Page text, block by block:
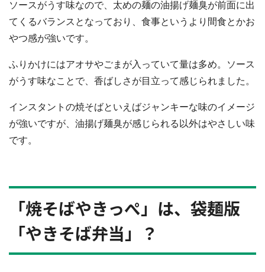
ソースがうす味なので、太めの麺の油揚げ麺臭が前面に出
てくるバランスとなっており、食事というより間食とかお
やつ感が強いです。
ふりかけにはアオサやごまが入っていて量は多め。ソース
がうす味なことで、香ばしさが目立って感じられました。
インスタントの焼そばといえばジャンキーな味のイメージ
が強いですが、油揚げ麺臭が感じられる以外はやさしい味
です。
「焼そばやきっぺ」は、袋麺版
「やきそば弁当」？